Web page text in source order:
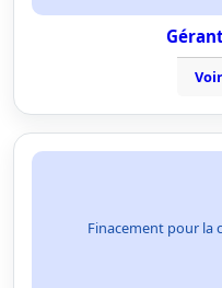
Finacement pour